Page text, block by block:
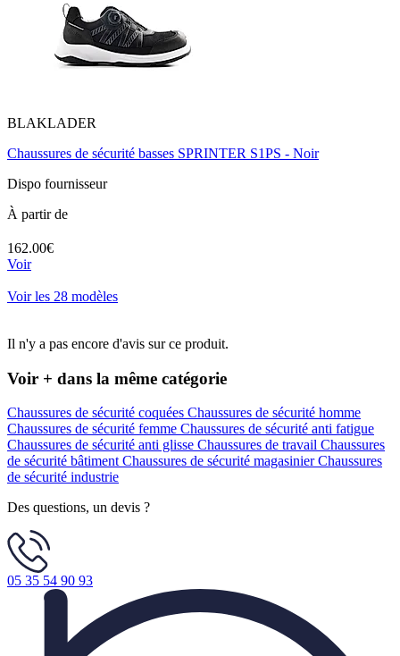
BLAKLADER
Chaussures de sécurité basses SPRINTER S1PS - Noir
Dispo fournisseur
À partir de
162.00€
Voir
Voir les 28 modèles
Il n'y a pas encore d'avis sur ce produit.
Voir + dans la même catégorie
Chaussures de sécurité coquées Chaussures de sécurité homme
Chaussures de sécurité femme Chaussures de sécurité anti fatigue
Chaussures de sécurité anti glisse Chaussures de travail Chaussures
de sécurité bâtimentChaussures de sécurité magasinierChaussures
de sécurité industrie
Des questions, un devis ?
05 35 54 90 93